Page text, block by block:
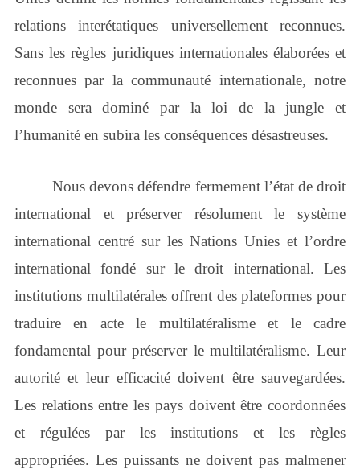
relations interétatiques universellement reconnues.
Sans les règles juridiques internationales élaborées et
reconnues par la communauté internationale, notre
monde sera dominé par la loi de la jungle et
l’humanité en subira les conséquences désastreuses.
Nous devons défendre fermement l’état de droit
international et préserver résolument le système
international centré sur les Nations Unies et l’ordre
international fondé sur le droit international. Les
institutions multilatérales offrent des plateformes pour
traduire en acte le multilatéralisme et le cadre
fondamental pour préserver le multilatéralisme. Leur
autorité et leur efficacité doivent être sauvegardées.
Les relations entre les pays doivent être coordonnées
et régulées par les institutions et les règles
appropriées. Les puissants ne doivent pas malmener